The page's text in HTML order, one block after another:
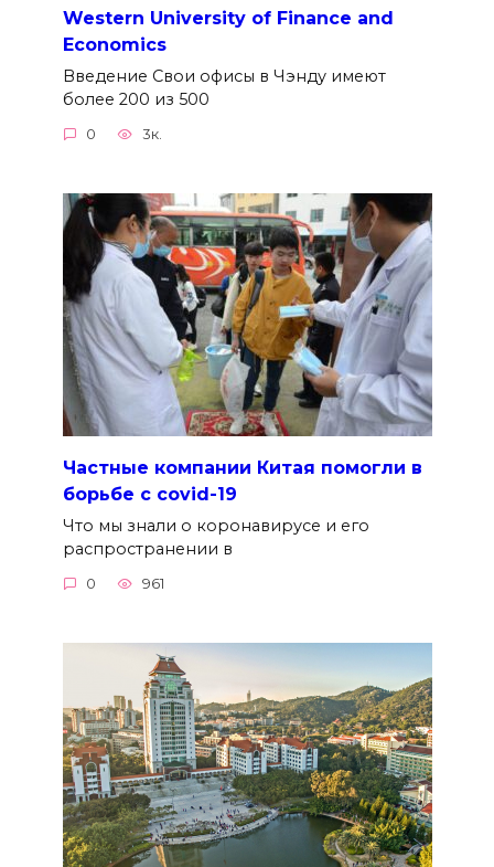
Western University of Finance and
Economics
Введение Свои офисы в Чэнду имеют
более 200 из 500
0 3к.
Частные компании Китая помогли в
борьбе с covid-19
Что мы знали о коронавирусе и его
распространении в
0 961